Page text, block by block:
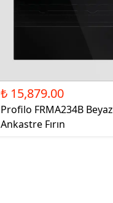
₺ 15,879.00
Profilo FRMA234B Beyaz
Ankastre Fırın